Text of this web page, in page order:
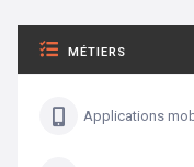
MÉTIERS
Applications